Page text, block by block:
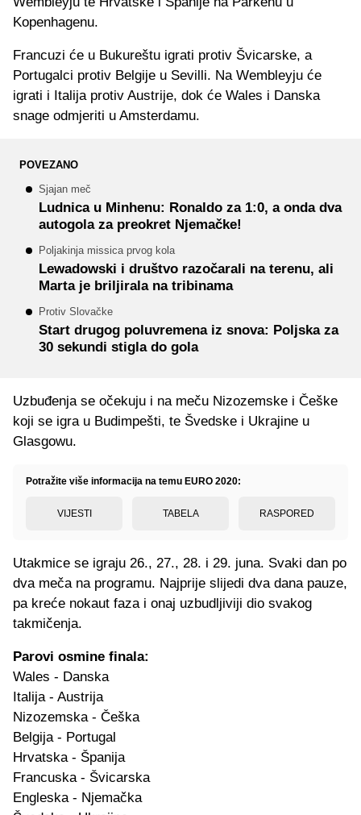
Kopenhagenu.
Francuzi će u Bukureštu igrati protiv Švicarske, a
Portugalci protiv Belgije u Sevilli. Na Wembleyju će
igrati i Italija protiv Austrije, dok će Wales i Danska
snage odmjeriti u Amsterdamu.
POVEZANO
Sjajan meč
Ludnica u Minhenu: Ronaldo za 1:0, a onda dva
autogola za preokret Njemačke!
Poljakinja missica prvog kola
Lewadowski i društvo razočarali na terenu, ali
Marta je briljirala na tribinama
Protiv Slovačke
Start drugog poluvremena iz snova: Poljska za
30 sekundi stigla do gola
Uzbuđenja se očekuju i na meču Nizozemske i Češke
koji se igra u Budimpešti, te Švedske i Ukrajine u
Glasgowu.
Potražite više informacija na temu EURO 2020:
VIJESTI TABELA RASPORED
Utakmice se igraju 26., 27., 28. i 29. juna. Svaki dan po
dva meča na programu. Najprije slijedi dva dana pauze,
pa kreće nokaut faza i onaj uzbudljiviji dio svakog
takmičenja.
Parovi osmine finala:
Wales - Danska
Italija - Austrija
Nizozemska - Češka
Belgija - Portugal
Hrvatska - Španija
Francuska - Švicarska
Engleska - Njemačka